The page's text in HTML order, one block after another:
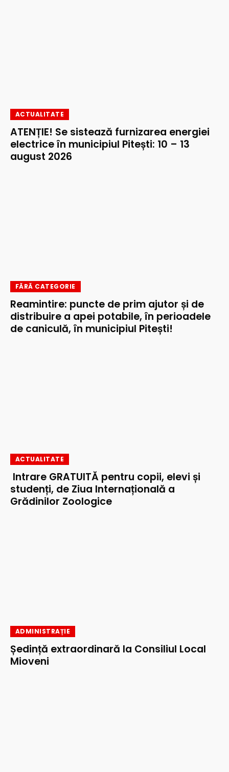
ACTUALITATE
ATENȚIE! Se sistează furnizarea energiei
electrice în municipiul Pitești: 10 – 13
august 2026
FĂRĂ CATEGORIE
Reamintire: puncte de prim ajutor și de
distribuire a apei potabile, în perioadele
de caniculă, în municipiul Pitești!
ACTUALITATE
Intrare GRATUITĂ pentru copii, elevi și
studenți, de Ziua Internațională a
Grădinilor Zoologice
ADMINISTRAȚIE
Ședință extraordinară la Consiliul Local
Mioveni